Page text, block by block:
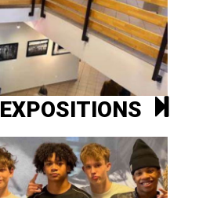
EXPOSITIONS